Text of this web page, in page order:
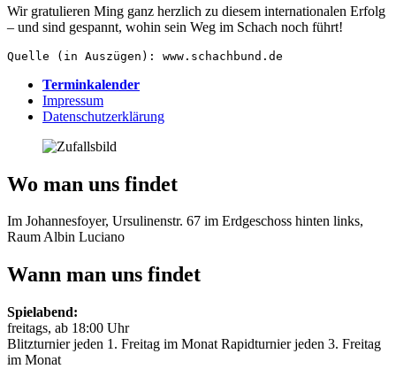
Wir gratulieren Ming ganz herzlich zu diesem internationalen Erfolg
– und sind gespannt, wohin sein Weg im Schach noch führt!
Quelle (in Auszügen): www.schachbund.de
Terminkalender
Impressum
Datenschutzerklärung
Wo man uns findet
Im Johannesfoyer, Ursulinenstr. 67 im Erdgeschoss hinten links,
Raum Albin Luciano
Wann man uns findet
Spielabend:
freitags, ab 18:00 Uhr
Blitzturnier jeden 1. Freitag im Monat Rapidturnier jeden 3. Freitag
im Monat